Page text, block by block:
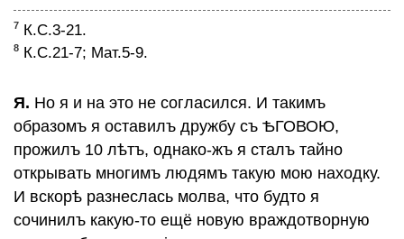
7 К.С.3-21.
8 К.С.21-7; Мат.5-9.
Я. Но я и на это не согласился. И такимъ
образомъ я оставилъ дружбу съ ѢГОВОЮ,
прожилъ 10 лѣтъ, однако-жъ я сталъ тайно
открывать многимъ людямъ такую мою находку.
И вскорѣ разнеслась молва, что будто я
сочинилъ какую-то ещё новую враждотворную